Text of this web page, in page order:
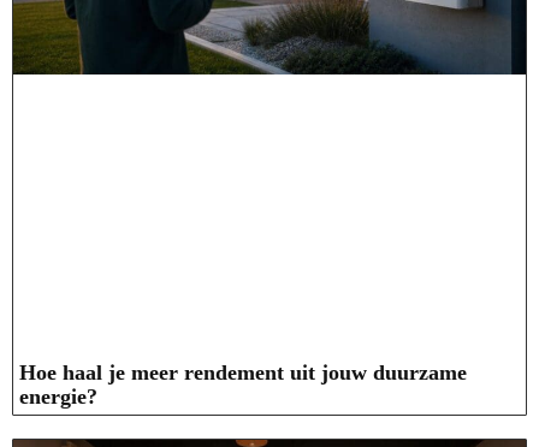
Hoe haal je meer rendement uit jouw duurzame
energie?